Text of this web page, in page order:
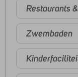
Restaurants
Zwembaden